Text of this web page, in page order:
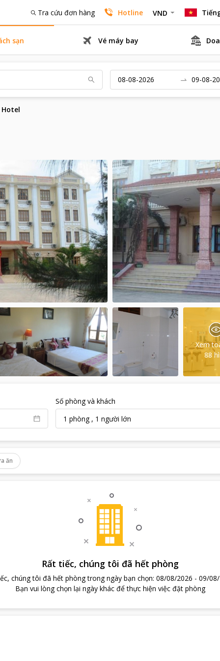
Tra cứu đơn hàng Hotline VND
sạn Vé máy bay
Hotel
Xem
88
Số phòng và khách
1 phòng, 1 người lớn
ăn
Rất tiếc, chúng tôi đã hết phòng
chúng tôi đã hết phòng trong ngày bạn chọn: 08/08/2026 - 09/
Bạn vui lòng chọn lại ngày khác để thực hiện việc đặt phòng